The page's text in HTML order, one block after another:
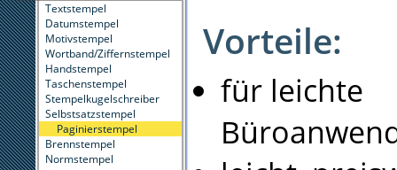
Textstempel
Datumstempel
Motivstempel
Wortband/Ziffernstempel
Handstempel
Taschenstempel
Stempelkugelschreiber
Selbstsatzstempel
Paginierstempel
Brennstempel
Normstempel
Vorteile:
für leichte